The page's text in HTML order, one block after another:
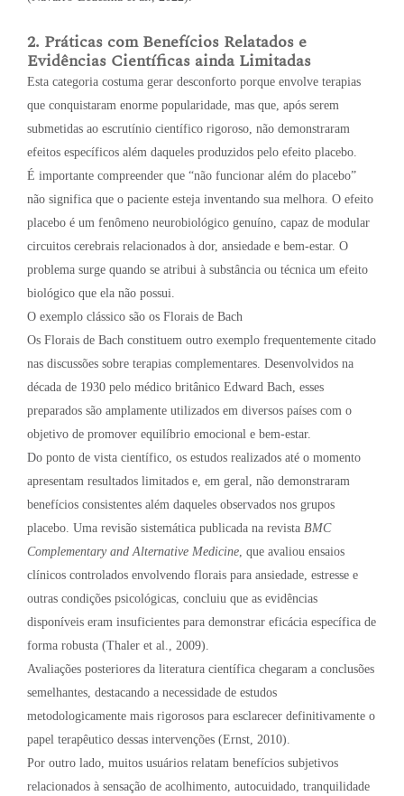
2. Práticas com Benefícios Relatados e
Evidências Científicas ainda Limitadas
Esta categoria costuma gerar desconforto porque envolve terapias
que conquistaram enorme popularidade, mas que, após serem
submetidas ao escrutínio científico rigoroso, não demonstraram
efeitos específicos além daqueles produzidos pelo efeito placebo.
É importante compreender que “não funcionar além do placebo”
não significa que o paciente esteja inventando sua melhora. O efeito
placebo é um fenômeno neurobiológico genuíno, capaz de modular
circuitos cerebrais relacionados à dor, ansiedade e bem-estar. O
problema surge quando se atribui à substância ou técnica um efeito
biológico que ela não possui.
O exemplo clássico são os Florais de Bach
Os Florais de Bach constituem outro exemplo frequentemente citado
nas discussões sobre terapias complementares. Desenvolvidos na
década de 1930 pelo médico britânico Edward Bach, esses
preparados são amplamente utilizados em diversos países com o
objetivo de promover equilíbrio emocional e bem-estar.
Do ponto de vista científico, os estudos realizados até o momento
apresentam resultados limitados e, em geral, não demonstraram
benefícios consistentes além daqueles observados nos grupos
placebo. Uma revisão sistemática publicada na revista BMC
Complementary and Alternative Medicine , que avaliou ensaios
clínicos controlados envolvendo florais para ansiedade, estresse e
outras condições psicológicas, concluiu que as evidências
disponíveis eram insuficientes para demonstrar eficácia específica de
forma robusta (Thaler et al., 2009).
Avaliações posteriores da literatura científica chegaram a conclusões
semelhantes, destacando a necessidade de estudos
metodologicamente mais rigorosos para esclarecer definitivamente o
papel terapêutico dessas intervenções (Ernst, 2010).
Por outro lado, muitos usuários relatam benefícios subjetivos
relacionados à sensação de acolhimento, autocuidado, tranquilidade